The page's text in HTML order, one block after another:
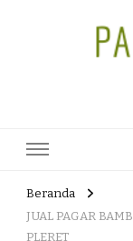
Beranda
JUAL PAGAR
PLERET